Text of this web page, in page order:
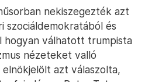
nekiszegezték azt
szociáldemokratából és
hogyan válhatott trumpista
nézeteket valló
azt válaszolta,